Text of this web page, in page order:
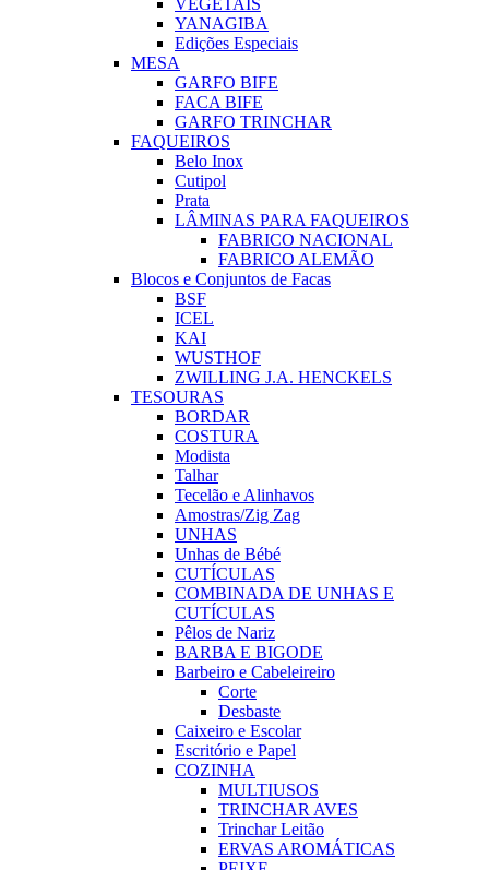
VEGETAIS
YANAGIBA
Edições Especiais
MESA
GARFO BIFE
FACA BIFE
GARFO TRINCHAR
FAQUEIROS
Belo Inox
Cutipol
Prata
LÂMINAS PARA FAQUEIROS
FABRICO NACIONAL
FABRICO ALEMÃO
Blocos e Conjuntos de Facas
BSF
ICEL
KAI
WUSTHOF
ZWILLING J.A. HENCKELS
TESOURAS
BORDAR
COSTURA
Modista
Talhar
Tecelão e Alinhavos
Amostras/Zig Zag
UNHAS
Unhas de Bébé
CUTÍCULAS
COMBINADA DE UNHAS E
CUTÍCULAS
Pêlos de Nariz
BARBA E BIGODE
Barbeiro e Cabeleireiro
Corte
Desbaste
Caixeiro e Escolar
Escritório e Papel
COZINHA
MULTIUSOS
TRINCHAR AVES
Trinchar Leitão
ERVAS AROMÁTICAS